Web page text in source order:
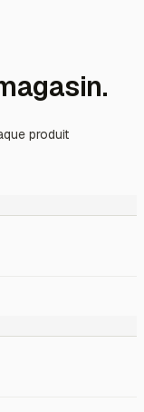
produit